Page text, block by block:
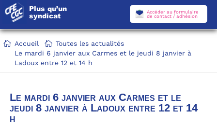
Plus qu’un
syndicat
Accéder au formulaire
de contact / adhésion
Accueil
Toutes les actualités
Le mardi 6 janvier aux Carmes et le jeudi 8 janvier à
Ladoux entre 12 et 14 h
Le mardi 6 janvier aux Carmes et le
jeudi 8 janvier à Ladoux entre 12 et 14
h